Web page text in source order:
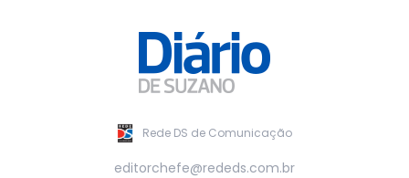
Rede DS de Comunicação
editorchefe@rededs.com.br